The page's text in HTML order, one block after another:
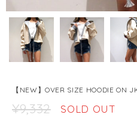
【NEW】OVER SIZE HOODIE ON
¥9,332 SOLD OUT